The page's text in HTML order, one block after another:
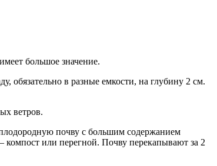
большое значение.
обязательно в разные емкости, на глубину 2 см.
ветров.
почву с большим содержанием
компост или перегной. Почву перекапывают за 2